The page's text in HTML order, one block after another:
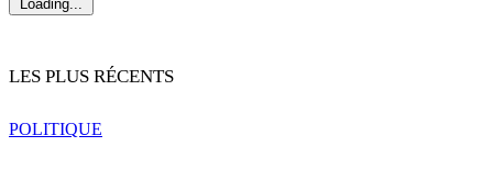
Loading...
LES PLUS RÉCENTS
POLITIQUE